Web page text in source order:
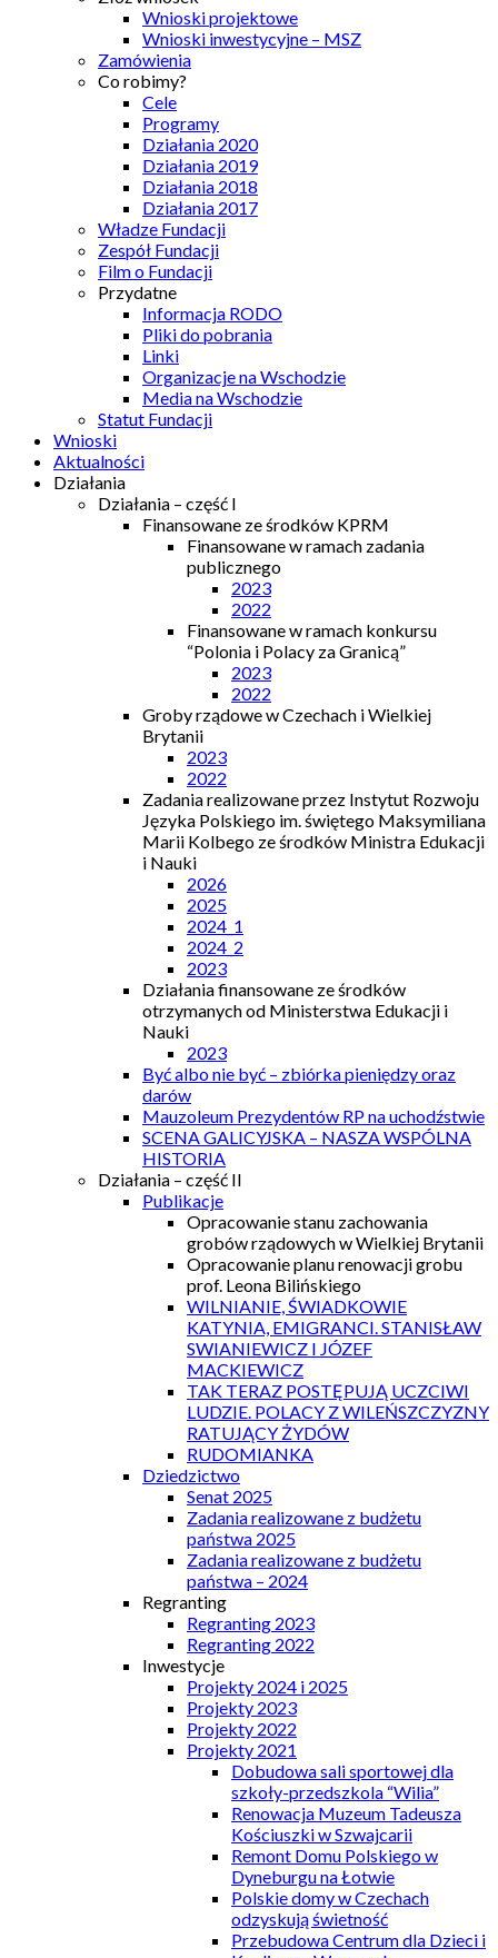
Wnioski projektowe
Wnioski inwestycyjne – MSZ
Zamówienia
Co robimy?
Cele
Programy
Działania 2020
Działania 2019
Działania 2018
Działania 2017
Władze Fundacji
Zespół Fundacji
Film o Fundacji
Przydatne
Informacja RODO
Pliki do pobrania
Linki
Organizacje na Wschodzie
Media na Wschodzie
Statut Fundacji
Wnioski
Aktualności
Działania
Działania – część I
Finansowane ze środków KPRM
Finansowane w ramach zadania
publicznego
2023
2022
Finansowane w ramach konkursu
“Polonia i Polacy za Granicą”
2023
2022
Groby rządowe w Czechach i Wielkiej
Brytanii
2023
2022
Zadania realizowane przez Instytut Rozwoju
Języka Polskiego im. świętego Maksymiliana
Marii Kolbego ze środków Ministra Edukacji
i Nauki
2026
2025
2024_1
2024_2
2023
Działania finansowane ze środków
otrzymanych od Ministerstwa Edukacji i
Nauki
2023
Być albo nie być – zbiórka pieniędzy oraz
darów
Mauzoleum Prezydentów RP na uchodźstwie
SCENA GALICYJSKA – NASZA WSPÓLNA
HISTORIA
Działania – część II
Publikacje
Opracowanie stanu zachowania
grobów rządowych w Wielkiej Brytanii
Opracowanie planu renowacji grobu
prof. Leona Bilińskiego
WILNIANIE, ŚWIADKOWIE
KATYNIA, EMIGRANCI. STANISŁAW
SWIANIEWICZ I JÓZEF
MACKIEWICZ
TAK TERAZ POSTĘPUJĄ UCZCIWI
LUDZIE. POLACY Z WILEŃSZCZYZNY
RATUJĄCY ŻYDÓW
RUDOMIANKA
Dziedzictwo
Senat 2025
Zadania realizowane z budżetu
państwa 2025
Zadania realizowane z budżetu
państwa – 2024
Regranting
Regranting 2023
Regranting 2022
Inwestycje
Projekty 2024 i 2025
Projekty 2023
Projekty 2022
Projekty 2021
Dobudowa sali sportowej dla
szkoły-przedszkola “Wilia”
Renowacja Muzeum Tadeusza
Kościuszki w Szwajcarii
Remont Domu Polskiego w
Dyneburgu na Łotwie
Polskie domy w Czechach
odzyskują świetność
Przebudowa Centrum dla Dzieci i